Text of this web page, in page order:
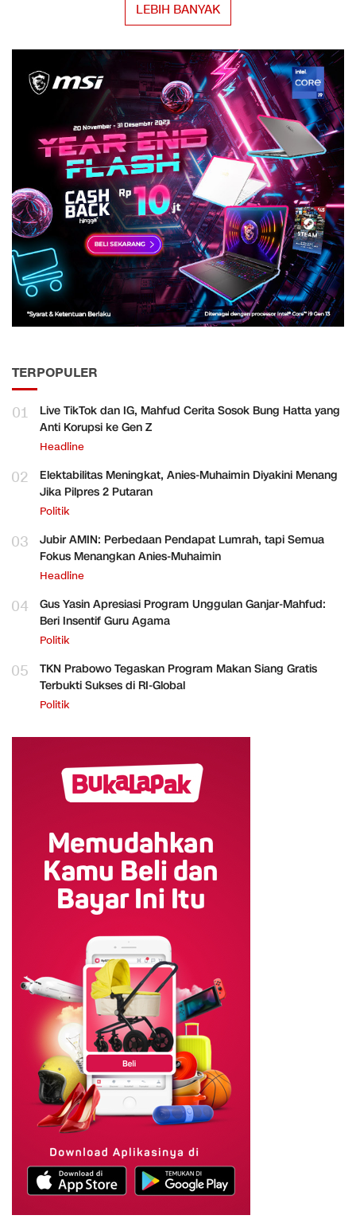
LEBIH BANYAK
TERPOPULER
01
Live TikTok dan IG, Mahfud Cerita Sosok Bung Hatta yang
Anti Korupsi ke Gen Z
Headline
02
Elektabilitas Meningkat, Anies-Muhaimin Diyakini Menang
Jika Pilpres 2 Putaran
Politik
03
Jubir AMIN: Perbedaan Pendapat Lumrah, tapi Semua
Fokus Menangkan Anies-Muhaimin
Headline
04
Gus Yasin Apresiasi Program Unggulan Ganjar-Mahfud:
Beri Insentif Guru Agama
Politik
05
TKN Prabowo Tegaskan Program Makan Siang Gratis
Terbukti Sukses di RI-Global
Politik